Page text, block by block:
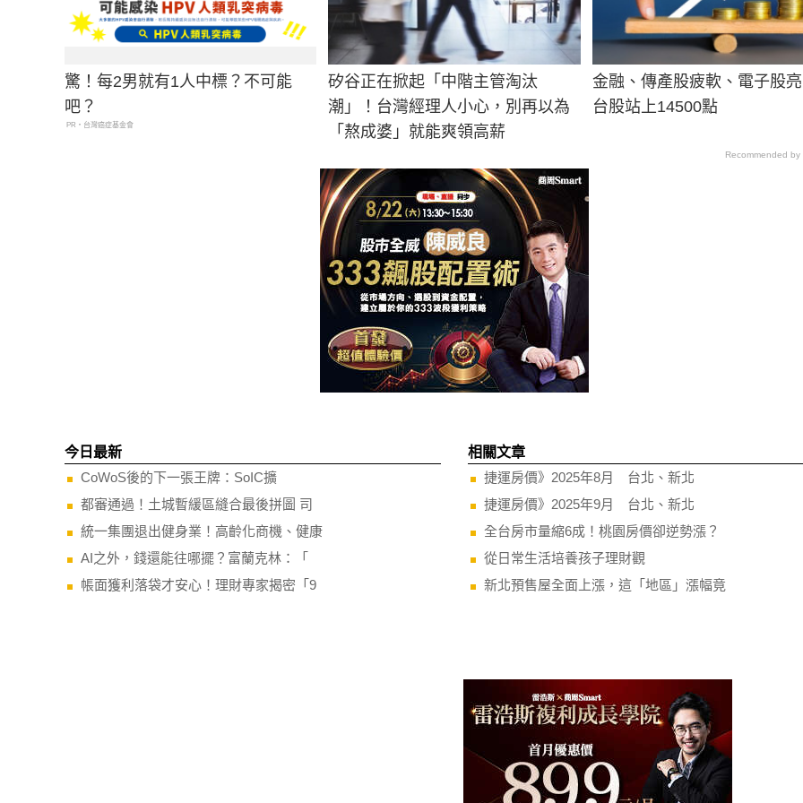
驚！每2男就有1人中標？不可能
吧？
PR・台灣癌症基金會
矽谷正在掀起「中階主管淘汰
潮」！台灣經理人小心，別再以為
「熬成婆」就能爽領高薪
金融、傳產股疲軟、電子股
台股站上14500點
Recommended by
今日最新
CoWoS後的下一張王牌：SoIC擴
都審通過！土城暫緩區縫合最後拼圖 司
統一集團退出健身業！高齡化商機、健康
AI之外，錢還能往哪擺？富蘭克林：「
帳面獲利落袋才安心！理財專家揭密「9
相關文章
捷運房價》2025年8月 台北、新北
捷運房價》2025年9月 台北、新北
全台房市量縮6成！桃園房價卻逆勢漲？
從日常生活培養孩子理財觀
新北預售屋全面上漲，這「地區」漲幅竟